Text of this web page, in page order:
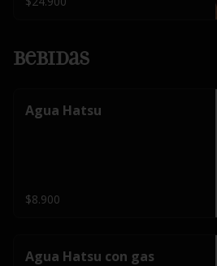
Bebidas
Agua Hatsu
$8.900
Agua Hatsu con gas